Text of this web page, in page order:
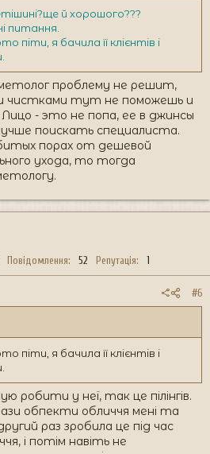
й хорошого???
питання.
піти, я бачила її клієнтів і
проблему не решит,
чистками тут не поможешь и
- это не попа, ее в джинсы
поискать специалиста.
порах от дешевой
ухода, то тогда
Повідомлення 52 Репутація 1
#6
піти, я бачила її клієнтів і
робити у неї, так це пілінгів.
обпекти обличчя мені та
раз зробила це під час
і потім навіть не